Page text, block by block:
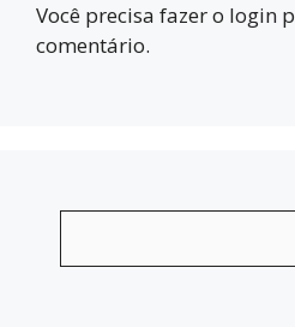
Você precisa fazer o login
comentário.